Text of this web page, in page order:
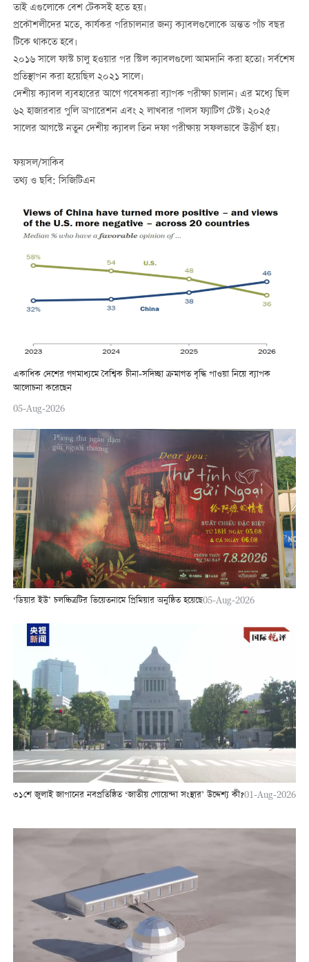
তাই এগুলোকে বেশ টেকসই হতে হয়।
প্রকৌশলীদের মতে, কার্যকর পরিচালনার জন্য ক্যাবলগুলোকে অন্তত পাঁচ বছর
টিকে থাকতে হবে।
২০১৬ সালে ফাস্ট চালু হওয়ার পর স্টিল ক্যাবলগুলো আমদানি করা হতো। সর্বশেষ
প্রতিস্থাপন করা হয়েছিল ২০২১ সালে।
দেশীয় ক্যাবল ব্যবহারের আগে গবেষকরা ব্যাপক পরীক্ষা চালান। এর মধ্যে ছিল
৬২ হাজারবার পুলি অপারেশন এবং ২ লাখবার পালস ফ্যাটিগ টেস্ট। ২০২৫
সালের আগস্টে নতুন দেশীয় ক্যাবল তিন দফা পরীক্ষায় সফলভাবে উত্তীর্ণ হয়।
ফয়সল/সাকিব
তথ্য ও ছবি: সিজিটিএন
একাধিক দেশের গণমাধ্যমে বৈশ্বিক চীনা-সদিচ্ছা ক্রমাগত বৃদ্ধি পাওয়া নিয়ে ব্যাপক
আলোচনা করেছেন
05-Aug-2026
‘ডিয়ার ইউ’ চলচ্চিত্রটির ভিয়েতনামে প্রিমিয়ার অনুষ্ঠিত হয়েছে05-Aug-2026
৩১শে জুলাই জাপানের নবপ্রতিষ্ঠিত ‘জাতীয় গোয়েন্দা সংস্থার’ উদ্দেশ্য কী?01-Aug-2026